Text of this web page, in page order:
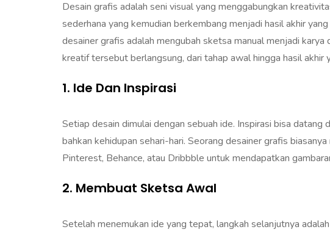
Desain grafis adalah seni visual yang menggabungkan
sederhana yang kemudian berkembang menjadi hasil akhir
desainer grafis adalah mengubah sketsa manual menjadi
kreatif tersebut berlangsung, dari tahap awal hingga hasil akhir
1. Ide Dan Inspirasi
Setiap desain dimulai dengan sebuah ide. Inspirasi bisa
bahkan kehidupan sehari-hari. Seorang desainer grafis
Pinterest, Behance, atau Dribbble untuk mendapatkan
2. Membuat Sketsa Awal
Setelah menemukan ide yang tepat, langkah selanjutnya